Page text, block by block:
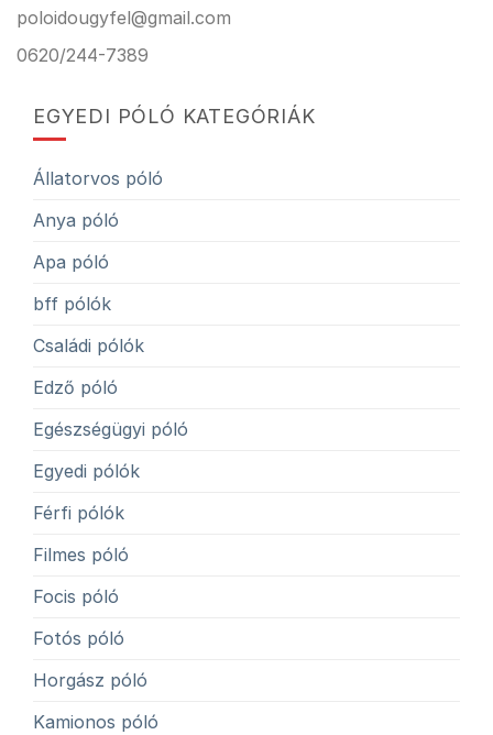
poloidougyfel@gmail.com
0620/244-7389
EGYEDI PÓLÓ KATEGÓRIÁK
Állatorvos póló
Anya póló
Apa póló
bff pólók
Családi pólók
Edző póló
Egészségügyi póló
Egyedi pólók
Férfi pólók
Filmes póló
Focis póló
Fotós póló
Horgász póló
Kamionos póló